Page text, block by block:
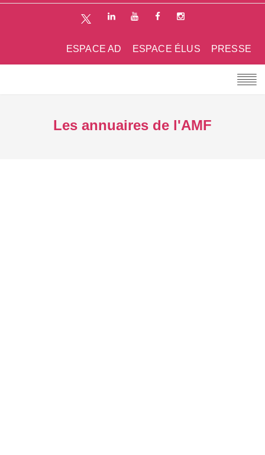
PRESSE
ESPACE ÉLUS
ESPACE AD
Les annuaires de l'AMF